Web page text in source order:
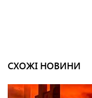
СХОЖІ НОВИНИ